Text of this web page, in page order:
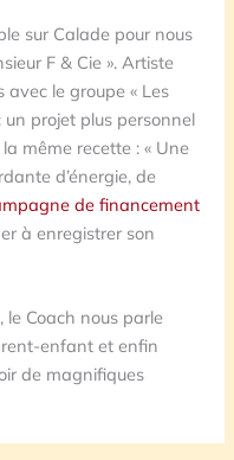
sur Calade pour nous
F & Cie ». Artiste
le groupe « Les
un projet plus personnel
même recette : « Une
d’énergie, de
de financement
à enregistrer son
le Coach nous parle
enfant et enfin
de magnifiques